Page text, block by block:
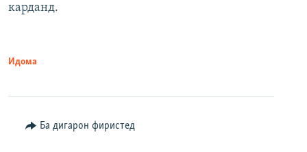
карданд.
Идома
Ба дигарон фиристед